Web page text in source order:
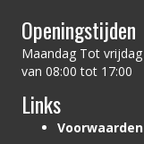
Openingstijden
Maandag Tot vrijdag
van 08:00 tot 17:00
Links
Voorwaarden